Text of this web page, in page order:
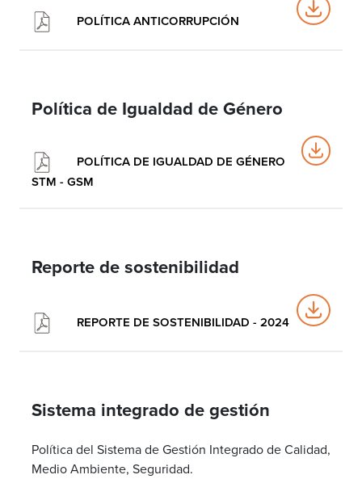
POLÍTICA ANTICORRUPCIÓN
Política de Igualdad de Género
POLÍTICA DE IGUALDAD DE GÉNERO
STM - GSM
Reporte de sostenibilidad
REPORTE DE SOSTENIBILIDAD - 2024
Sistema integrado de gestión
Política del Sistema de Gestión Integrado de Calidad,
Medio Ambiente, Seguridad.